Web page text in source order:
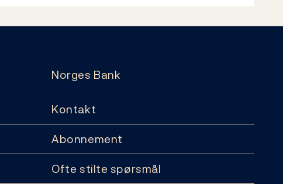
Norges Bank
Kontakt
Abonnement
Ofte stilte spørsmål